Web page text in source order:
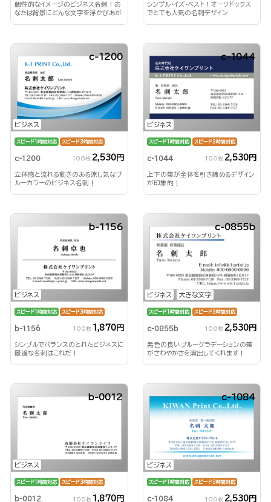
個性的なイメージのビジネス名刺！あ
なたは背景にどんな文字を浮かびあが
シンプル・イズ・ベスト！オーソドックス
でとても人気の名刺デザイン
ビジネス
c-1200
スピード1時間対応 スピード3時間対応
c-1200 100枚 2,530円
立体感と流れる動きのある涼し気なブ
ルーカラーのビジネス名刺！
ビジネス
c-1044
スピード1時間対応 スピード3時間対応
c-1044 100枚 2,530円
上下の帯が全体を引き締めるデザイン
が印象的！
ビジネス
b-1156
スピード1時間対応 スピード3時間対応
b-1156 100枚 1,870円
シンプルでバランスのとれたビジネスに
最適な名刺はこれだ！
ビジネス 大きな文字
c-0855b
スピード1時間対応 スピード3時間対応
c-0855b 100枚 2,530円
発色の良いブルーグラデーションの帯
がさわやかさを演出してくれます！
ビジネス
b-0012
スピード1時間対応 スピード3時間対応
b-0012 100枚 1,870円
ビジネス
c-1084
スピード1時間対応 スピード3時間対応
c-1084 100枚 2,530円